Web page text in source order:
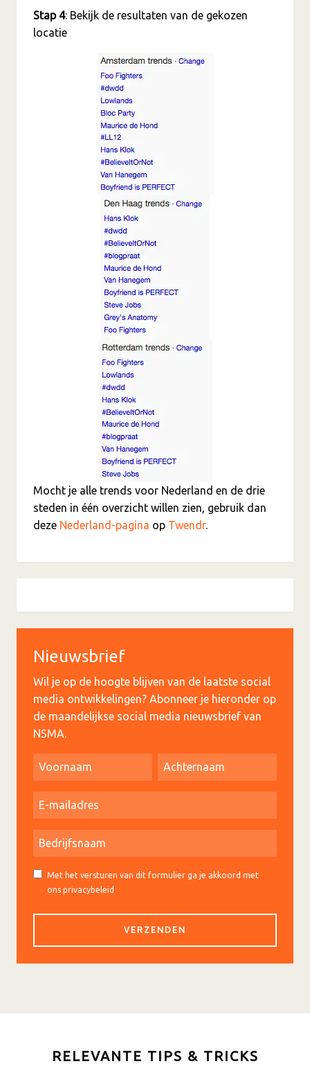
Stap 4: Bekijk de resultaten van de gekozen
locatie
Mocht je alle trends voor Nederland en de drie
steden in één overzicht willen zien, gebruik dan
deze Nederland-pagina op Twendr.
Nieuwsbrief
Wil je op de hoogte blijven van de laatste social
media ontwikkelingen? Abonneer je hieronder op
de maandelijkse social media nieuwsbrief van
NSMA.
Met het versturen van dit formulier ga je akkoord met
ons privacybeleid
RELEVANTE TIPS & TRICKS